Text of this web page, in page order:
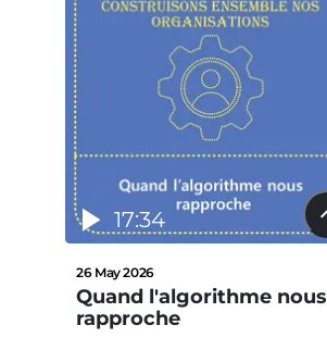
17:34
26 May 2026
Quand l'algorithme nous
rapproche